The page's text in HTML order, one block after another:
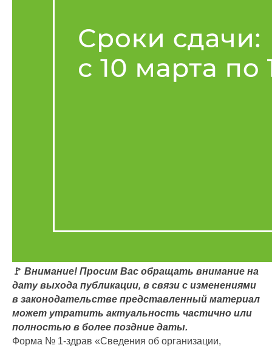
🚩 Внимание! Просим Вас обращать внимание на
дату выхода публикации, в связи с изменениями
в законодательстве представленный материал
может утратить актуальность частично или
полностью в более поздние даты.
Форма № 1-здрав «Сведения об организации,